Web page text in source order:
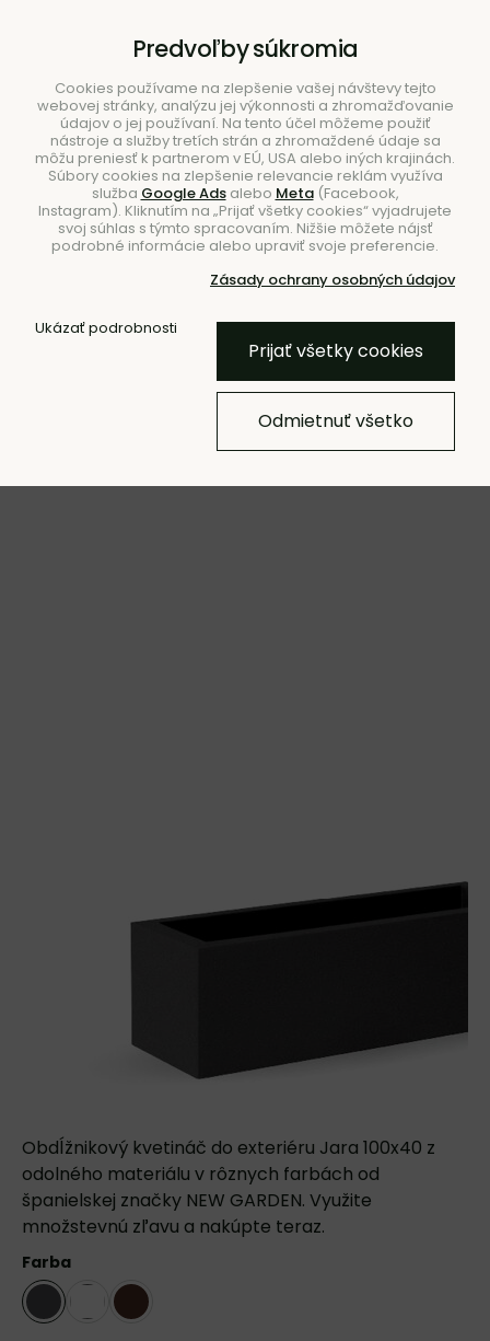
Hľadať
Úvod Doplnky Kvetináče Kvetináče do exteriéru
Kvetináč Jara 100x40
Obdĺžnikový kvetináč do exteriéru Jara 100x40 z
odolného materiálu v rôznych farbách od
španielskej značky NEW GARDEN. Využite
množstevnú zľavu a nakúpte teraz.
Farba
Predvoľby súkromia
Cookies používame na zlepšenie vašej návštevy tejto
webovej stránky, analýzu jej výkonnosti a zhromažďovanie
údajov o jej používaní. Na tento účel môžeme použiť
nástroje a služby tretích strán a zhromaždené údaje sa
môžu preniesť k partnerom v EÚ, USA alebo iných krajinách.
Súbory cookies na zlepšenie relevancie reklám využíva
služba Google Adsalebo Meta(Facebook,
Instagram). Kliknutím na „Prijať všetky cookies“ vyjadrujete
svoj súhlas s týmto spracovaním. Nižšie môžete nájsť
podrobné informácie alebo upraviť svoje preferencie.
Zásady ochrany osobných údajov
Ukázať podrobnosti
Prijať všetky cookies
Odmietnuť všetko